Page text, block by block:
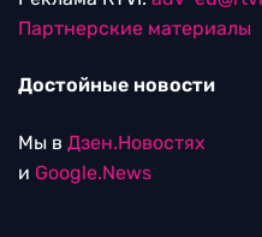
Партнерские материалы
Достойные новости
Мы в Дзен.Новостях
и Google.News